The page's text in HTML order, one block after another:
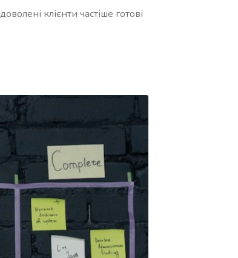
клієнти частіше готові